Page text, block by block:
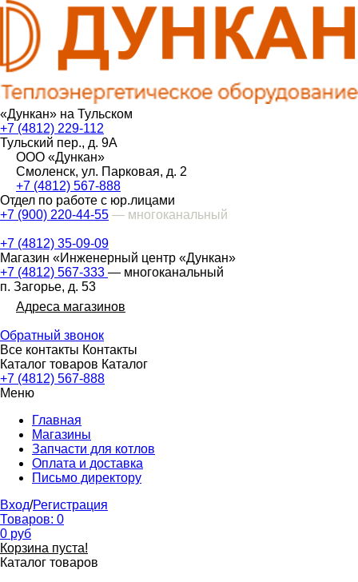
«Дункан» на Тульском
+7 (4812) 229-112
Тульский пер., д. 9А
ООО «Дункан»
Смоленск, ул. Парковая, д. 2
+7 (4812) 567-888
Отдел по работе с юр.лицами
+7 (900) 220-44-55 — многоканальный
+7 (4812) 35-09-09
Магазин «Инженерный центр «Дункан»
+7 (4812) 567-333 — многоканальный
п. Загорье, д. 53
Адреса магазинов
Обратный звонок
Все контакты Контакты
Каталог товаров Каталог
+7 (4812) 567-888
Меню
Главная
Магазины
Запчасти для котлов
Оплата и доставка
Письмо директору
Вход/Регистрация
Товаров: 0
0 руб
Корзина пуста!
Каталог товаров